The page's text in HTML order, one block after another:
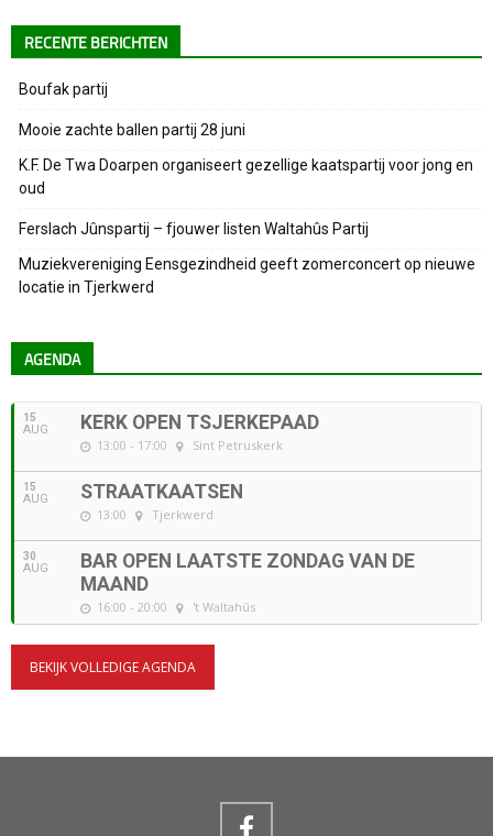
RECENTE BERICHTEN
Boufak partij
Mooie zachte ballen partij 28 juni
K.F. De Twa Doarpen organiseert gezellige kaatspartij voor jong en
oud
Ferslach Jûnspartij – fjouwer listen Waltahûs Partij
Muziekvereniging Eensgezindheid geeft zomerconcert op nieuwe
locatie in Tjerkwerd
AGENDA
15
AUG KERK OPEN TSJERKEPAAD
13:00 - 17:00 Sint Petruskerk
15
AUG STRAATKAATSEN
13:00 Tjerkwerd
30
AUG
BAR OPEN LAATSTE ZONDAG VAN DE
MAAND
16:00 - 20:00 't Waltahûs
BEKIJK VOLLEDIGE AGENDA